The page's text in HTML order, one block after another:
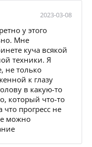
2023-03-08
у этого
Мне
куча всякой
техники. Я
не только
к глазу
в какую-то
который что-то
прогресс не
можно